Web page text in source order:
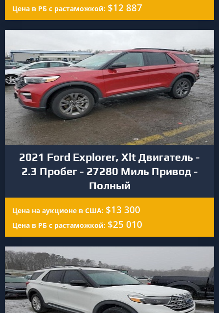
Цена в РБ с растаможкой: $12 887
2021 Ford Explorer, Xlt Двигатель -
2.3 Пробег - 27280 Миль Привод -
Полный
Цена на аукционе в США: $13 300
Цена в РБ с растаможкой: $25 010